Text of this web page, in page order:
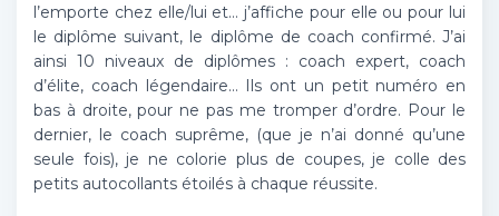
l’emporte chez elle/lui et… j’affiche pour elle ou pour lui
le diplôme suivant, le diplôme de coach confirmé. J’ai
ainsi 10 niveaux de diplômes : coach expert, coach
d’élite, coach légendaire… Ils ont un petit numéro en
bas à droite, pour ne pas me tromper d’ordre. Pour le
dernier, le coach suprême, (que je n’ai donné qu’une
seule fois), je ne colorie plus de coupes, je colle des
petits autocollants étoilés à chaque réussite.